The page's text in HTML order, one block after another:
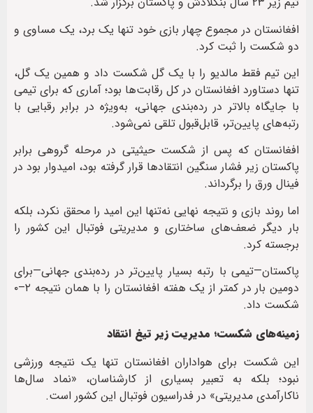
افغانستان در مجموع چهار بازی خود تنها یک برد، یک مساوی و
دو شکست را ثبت کرد.
این تیم فقط مالدیو را با یک گل شکست داد و همین یک گل،
تنها دستاورد افغانستان در کل رقابت‌ها بود؛ آماری که برای تیمی
با جایگاه بالاتر در رده‌بندی جهانی، به‌ویژه در برابر رقبایی با
رتبه‌های پایین‌تر، قابل‌قبول تلقی نمی‌شود.
افغانستان که پس از شکست حیثیتی در مرحله گروهی برابر
پاکستان زیر فشار سنگین انتقادها قرار گرفته بود، امیدوار بود در
فینال ورق را برگرداند.
اما روند بازی و نتیجه نهایی نه‌تنها این امید را محقق نکرد، بلکه
بار دیگر ضعف‌های ساختاری و مدیریتی فوتبال این کشور را
برجسته کرد.
پاکستان—تیمی با رتبه بسیار پایین‌تر در رده‌بندی جهانی—برای
دومین بار در کمتر از یک هفته افغانستان را با همان نتیجه ۲–۰
شکست داد.
زمینه‌های شکست؛ مدیریت زیر تیغ انتقاد
این شکست برای هواداران افغانستان تنها یک نتیجه ورزشی
نبود؛ بلکه به تعبیر بسیاری از کارشناسان، «نماد سال‌ها
ناکارآمدی مدیریتی» در فدراسیون فوتبال این کشور است.